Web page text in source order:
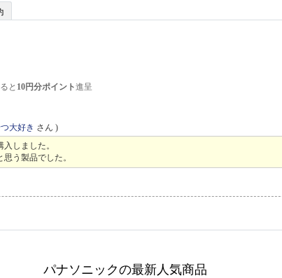
と 10円分ポイント進呈
大好き さん )
しました。
う製品でした。
パナソニックの最新人気商品